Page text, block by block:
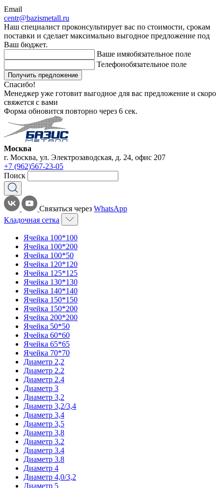
Email
centr@bazismetall.ru
Наш специалист проконсультирует вас по стоимости, срокам
поставки и сделает максимально выгодное предложение под
Ваш бюджет.
Ваше имяобязательное поле
Телефонобязательное поле
Получить предложение
Спасибо!
Менеджер уже готовит выгодное для вас предложение и скоро
свяжется с вами
Форма обновится повторно через 6 сек.
Москва
г. Москва, ул. Электрозаводская, д. 24, офис 207
+7 (962)567-23-05
Поиск
Связаться через WhatsApp
Кладочная сетка
Ячейка 100*100
Ячейка 100*200
Ячейка 100*50
Ячейка 120*120
Ячейка 125*125
Ячейка 130*130
Ячейка 140*140
Ячейка 150*150
Ячейка 150*200
Ячейка 200*200
Ячейка 50*50
Ячейка 60*60
Ячейка 65*65
Ячейка 70*70
Диаметр 2,2
Диаметр 2.2
Диаметр 2.4
Диаметр 3
Диаметр 3,2
Диаметр 3,2/3,4
Диаметр 3,4
Диаметр 3,5
Диаметр 3,8
Диаметр 3.2
Диаметр 3.4
Диаметр 3.8
Диаметр 4
Диаметр 4,0/3,2
Диаметр 5